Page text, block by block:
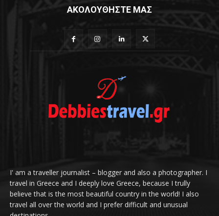
ΑΚΟΛΟΥΘΗΣΤΕ ΜΑΣ
I' am a traveller journalist – blogger and also a photographer. I
travel in Greece and I deeply love Greece, because I trully
believe that is the most beautiful country in the world! I also
travel all over the world and I prefer difficult and unusual